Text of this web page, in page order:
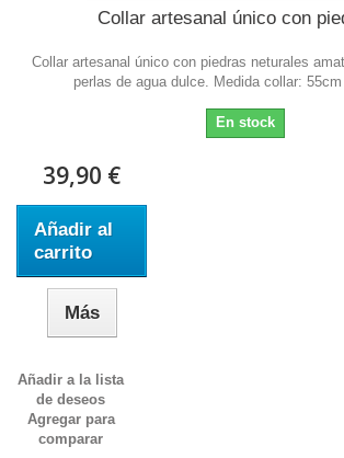
Collar artesanal único con
Collar artesanal único con piedras neturales
perlas de agua dulce. Medida collar:
En stock
39,90 €
Añadir al
carrito
Más
Añadir a la lista
de deseos
Agregar para
comparar